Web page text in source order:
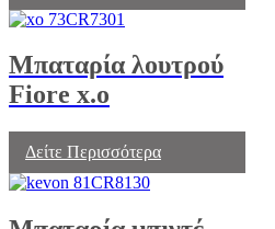
Μπαταρία λουτρού
Fiore x.o
Δείτε Περισσότερα